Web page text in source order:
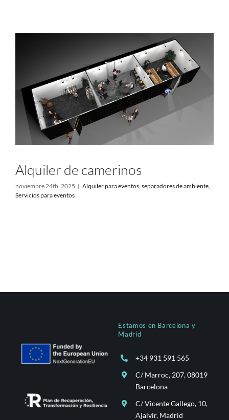
Contacto
Tienda online
Alquiler de camerinos
noviembre 24th, 2025 | Alquiler para eventos, separadores de ambiente,
Servicios para eventos
Estamos en Barcelona y
Madrid
+34 931 591 565
C/ Marroc, 207, 08019
Barcelona
C/ Vicente Gallego, 10,
Ajalvir, Madrid